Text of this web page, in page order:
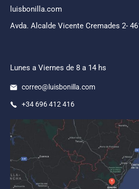
luisbonilla.com
Avda. Alcalde Vicente Cremades 2-
Lunes a Viernes de 8 a 14 hs
correo@luisbonilla.com
+34 696 412 416